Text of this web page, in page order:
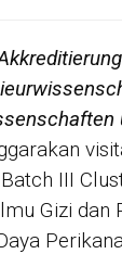
III
Gizi dan